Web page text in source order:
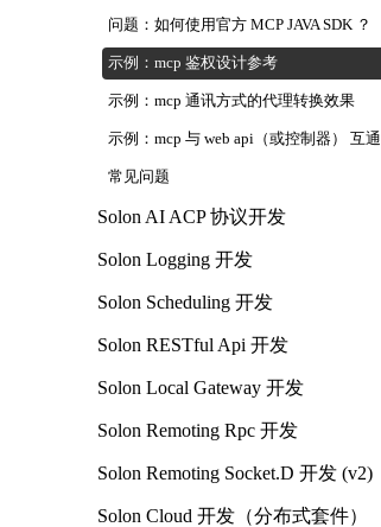
问题：如何使用官方 MCP JAVA SDK ？
示例：mcp 鉴权设计参考
示例：mcp 通讯方式的代理转换效果
示例：mcp 与 web api（或控制器） 互通
常见问题
Solon AI ACP 协议开发
Solon Logging 开发
Solon Scheduling 开发
Solon RESTful Api 开发
Solon Local Gateway 开发
Solon Remoting Rpc 开发
Solon Remoting Socket.D 开发 (v2)
Solon Cloud 开发（分布式套件）